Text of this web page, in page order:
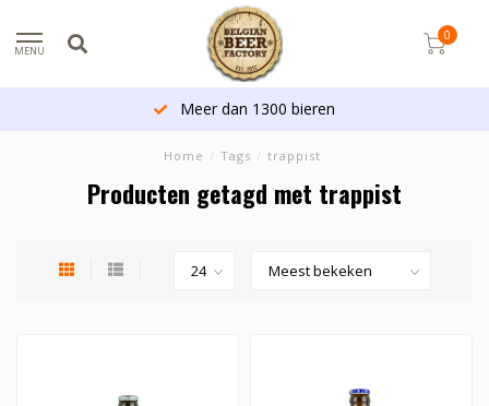
MENU
0
Meer dan 1300 bieren
Home / Tags / trappist
Producten getagd met trappist